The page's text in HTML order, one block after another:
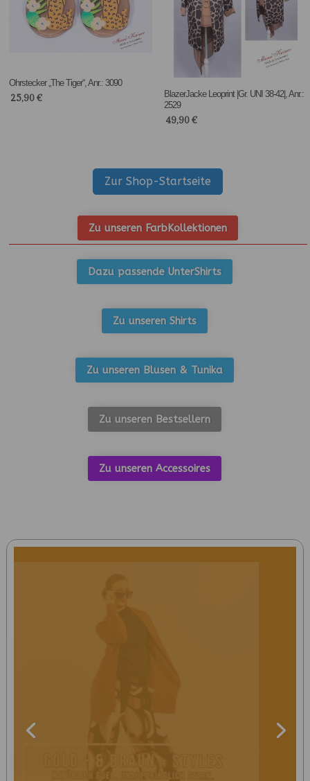
Ohrstecker „The Tiger“, Anr.: 3090
25,90€
BlazerJacke Leoprint |Gr. UNI 38-42|, Anr.:
2529
49,90€
Zur Shop-Startseite
Zu unseren FarbKollektionen
Dazu passende UnterShirts
Zu unseren Shirts
Zu unseren Blusen & Tunika
Zu unseren Bestsellern
Zu unseren Accessoires